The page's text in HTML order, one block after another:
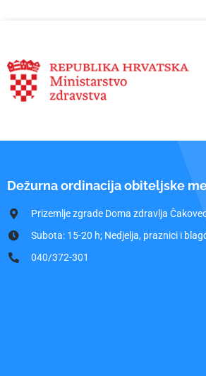
Dežurna ordinacija obiteljske
Prizemlje zgrade Doma zdravlja
Subota: 15-20 h; Nedjelja, praznici i
040/372-301